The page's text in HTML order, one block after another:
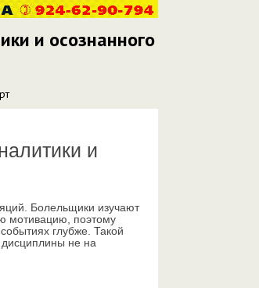
и осознанного
и
Болельщики изучают
мотивацию, поэтому
глубже. Такой
дисциплины не на